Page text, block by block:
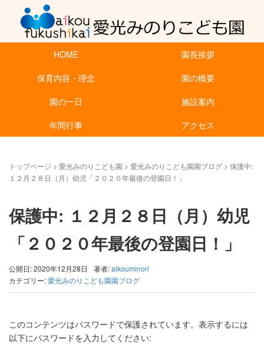
HOME
園長挨拶
保育内容・理念
園の概要
園の一日
施設案内
年間行事
アクセス
トップページ > 愛光みのりこども園 > 愛光みのりこども園園ブログ > 保護中:
１２月２８日（月）幼児「２０２０年最後の登園日！」
保護中: １２月２８日（月）幼児
「２０２０年最後の登園日！」
公開日: 2020年12月28日 著者:aikouminori
カテゴリー:愛光みのりこども園園ブログ
このコンテンツはパスワードで保護されています。表示するには
以下にパスワードを入力してください: